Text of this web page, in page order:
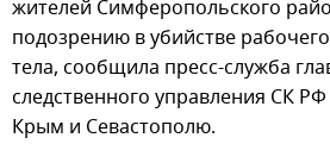
жителей Симферопольского
подозрению в убийстве
тела, сообщила пресс-служба
следственного управления СК
Крым и Севастополю.